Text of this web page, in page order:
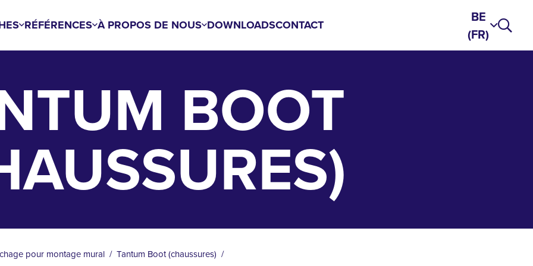
RÉFÉRENCES À PROPOS DE NOUS DOWNLOADSCONTACT
BE
(FR)
BOOT
pour montage mural Tantum Boot (chaussures)